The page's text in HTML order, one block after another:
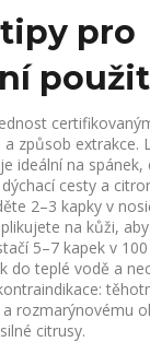
pro
způsob extrakce.
ideální na spánek,
cesty a
2–3 kapky v
na kůži,
5–7 kapek v
do teplé vodě a
rozmarýnovému
citrusy.